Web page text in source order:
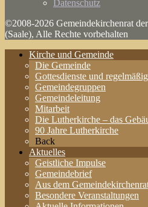
Datenschutz
©2008-2026 Gemeindekirchenrat
(Saale), Alle Rechte vorbehalten
Kirche und Gemeinde
Die Gemeinde
Gottesdienste und
Gemeindegruppen
Gemeindeleitung
Mitarbeit
Die Lutherkirche – das
90 Jahre Lutherkirche
Back
Aktuelles
Geistliche Impulse
Gemeindebrief
Aus dem
Besondere Veranstaltungen